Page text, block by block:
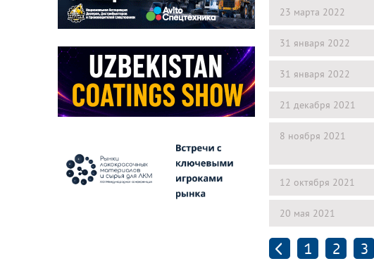
23 марта 2022
31 января 2022
31 января 2022
21 декабря 2021
8 ноября 2021
12 октября 2021
20 мая 2021
1 2 3